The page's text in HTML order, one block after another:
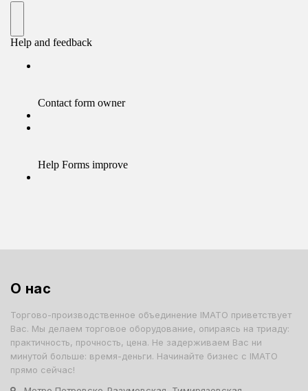
О нас
Торгово-производственное объединение IMATO приветствует
Вас. Мы делаем торговое оборудование, опираясь на триаду:
практичность, прочность, цена. Не задерживаем Вас ни
минутой больше: время-деньги. Начинайте бизнес с IMATO
прямо сейчас!